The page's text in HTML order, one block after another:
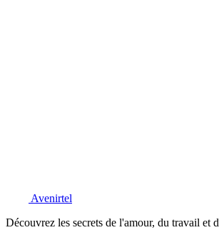
Avenirtel
Découvrez les secrets de l'amour, du travail et